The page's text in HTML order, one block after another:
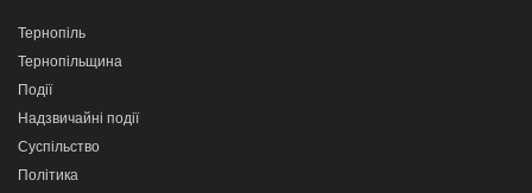
Тернопіль
Тернопільщина
Події
Надзвичайні події
Суспільство
Політика